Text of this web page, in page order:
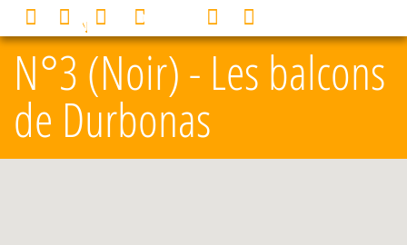
N°3 (Noir) - Les balcons
de Durbonas
MENU 0
Panneau de gestion des cookies